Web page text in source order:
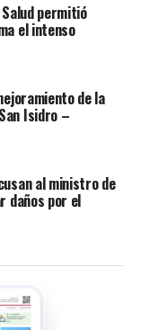
permitió
el intenso
de la
Isidro –
al ministro de
daños por el